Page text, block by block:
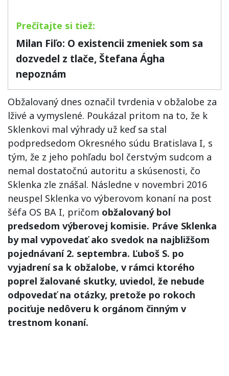
Milan Fiľo: O existencii zmeniek som sa
dozvedel z tlače, Štefana Ágha
nepoznám
Obžalovaný dnes označil tvrdenia v obžalobe za
lživé a vymyslené. Poukázal pritom na to, že k
Sklenkovi mal výhrady už keď sa stal
podpredsedom Okresného súdu Bratislava I, s
tým, že z jeho pohľadu bol čerstvým sudcom a
nemal dostatočnú autoritu a skúsenosti, čo
Sklenka zle znášal. Následne v novembri 2016
neuspel Sklenka vo výberovom konaní na post
šéfa OS BA I, pričom obžalovaný bol
predsedom výberovej komisie. Práve Sklenka
by mal vypovedať ako svedok na najbližšom
pojednávaní 2. septembra. Ľuboš S. po
vyjadrení sa k obžalobe, v rámci ktorého
poprel žalované skutky, uviedol, že nebude
odpovedať na otázky, pretože po rokoch
pociťuje nedôveru k orgánom činným v
trestnom konaní.